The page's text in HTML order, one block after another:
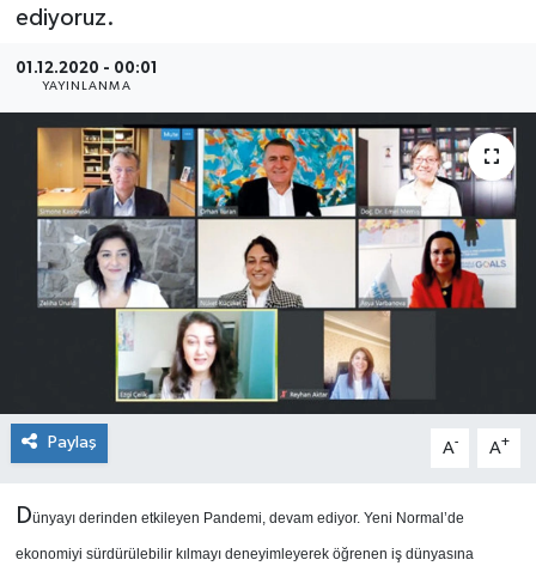
ediyoruz.
01.12.2020 - 00:01
YAYINLANMA
Paylaş A- A+
Dünyayı derinden etkileyen Pandemi, devam ediyor. Yeni Normal’de
ekonomiyi sürdürülebilir kılmayı deneyimleyerek öğrenen iş dünyasına
OSB
SEKTÖR
ŞİRKET PANO
SÖYLEŞİ
ÜLKE
YAŞAM